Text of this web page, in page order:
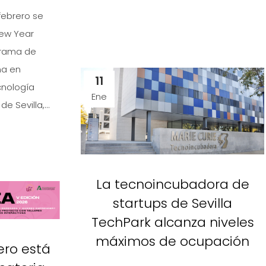
se
Year
de
en
Sevilla,...
11
Ene
La tecnoincubadora de
startups de Sevilla
TechPark alcanza niveles
máximos de ocupación
está